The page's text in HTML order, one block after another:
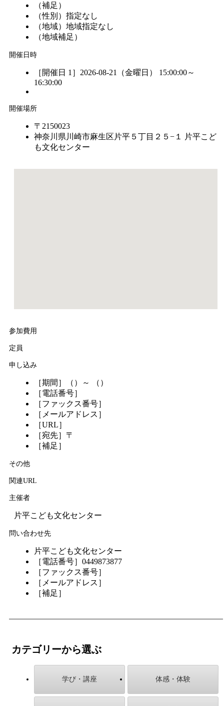
（補足）
（性別） 指定なし
（地域） 地域指定なし
（地域補足）
開催日時
［開催日 1］2026-08-21（金曜日） 15:00:00～
16:30:00
開催場所
〒2150023
神奈川県川崎市麻生区片平５丁目２５−１ 片平こど
も文化センター
参加費用
定員
申し込み
［期間］（）～ （）
［電話番号］
［ファックス番号］
［メールアドレス］
［URL］
［宛先］〒
［補足］
その他
関連URL
主催者
片平こども文化センター
問い合わせ先
片平こども文化センター
［電話番号］0449873877
［ファックス番号］
［メールアドレス］
［補足］
カテゴリーから選ぶ
学び・講座 体感・体験